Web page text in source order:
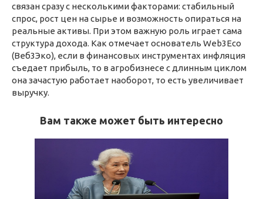
связан сразу с несколькими факторами: стабильный
спрос, рост цен на сырье и возможность опираться на
реальные активы. При этом важную роль играет сама
структура дохода. Как отмечает основатель Web3Eco
(Веб3Эко), если в финансовых инструментах инфляция
съедает прибыль, то в агробизнесе с длинным циклом
она зачастую работает наоборот, то есть увеличивает
выручку.
Вам также может быть интересно